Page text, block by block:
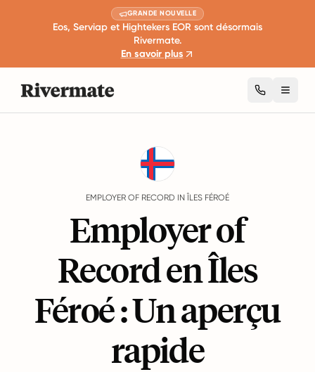
GRANDE NOUVELLE
Eos, Serviap et Hightekers EOR sont désormais
Rivermate.
En savoir plus
EMPLOYER OF RECORD IN ÎLES FÉROÉ
Employer of
Record en Îles
Féroé : Un aperçu
rapide